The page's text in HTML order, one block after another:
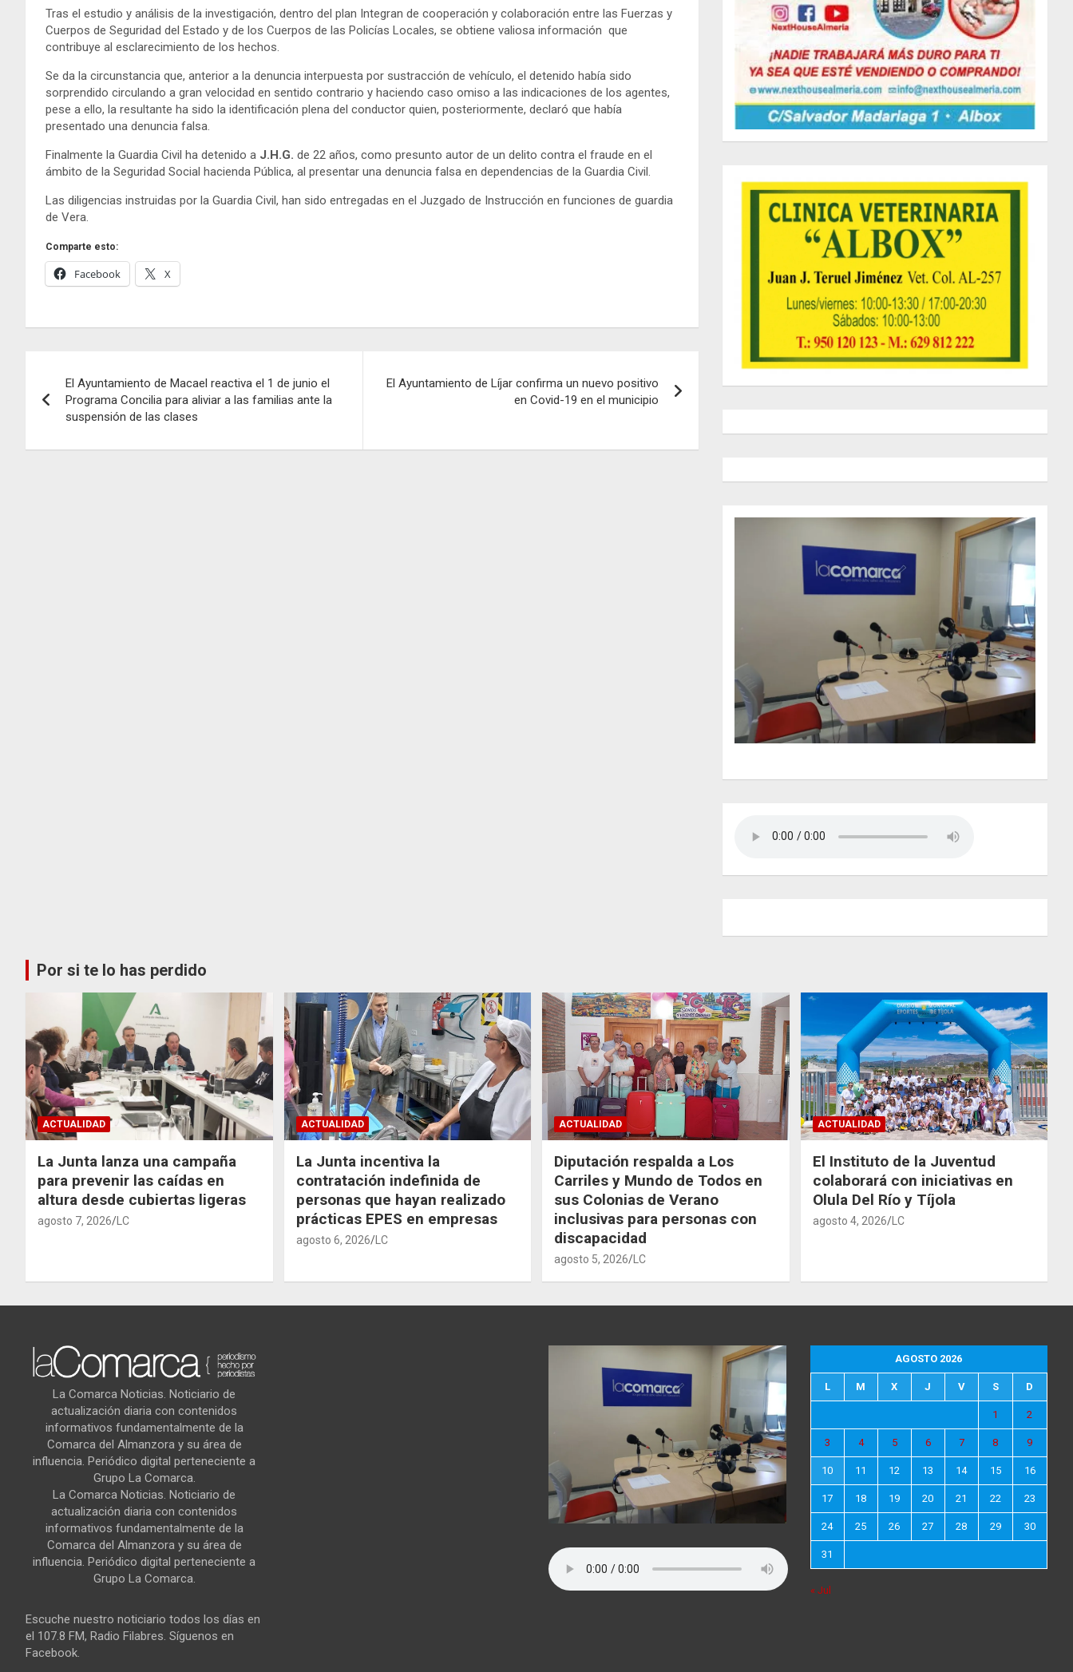
Tras el estudio y análisis de la investigación, dentro del plan Integran de cooperación y colaboración entre las Fuerzas y
Cuerpos de Seguridad del Estado y de los Cuerpos de las Policías Locales, se obtiene valiosa información que
contribuye al esclarecimiento de los hechos.
Se da la circunstancia que, anterior a la denuncia interpuesta por sustracción de vehículo, el detenido había sido
sorprendido circulando a gran velocidad en sentido contrario y haciendo caso omiso a las indicaciones de los agentes,
pese a ello, la resultante ha sido la identificación plena del conductor quien, posteriormente, declaró que había
presentado una denuncia falsa.
Finalmente la Guardia Civil ha detenido a J.H.G. de 22 años, como presunto autor de un delito contra el fraude en el
ámbito de la Seguridad Social hacienda Pública, al presentar una denuncia falsa en dependencias de la Guardia Civil.
Las diligencias instruidas por la Guardia Civil, han sido entregadas en el Juzgado de Instrucción en funciones de guardia
de Vera.
Comparte esto:
Facebook X
de
entradas
El Ayuntamiento de Macael reactiva el 1 de junio el
Programa Concilia para aliviar a las familias ante la
suspensión de las clases
El Ayuntamiento de Líjar confirma un nuevo positivo
en Covid-19 en el municipio
Por si te lo has perdido
ACTUALIDAD
La Junta lanza una campaña
para prevenir las caídas en
altura desde cubiertas ligeras
agosto 7, 2026 LC
ACTUALIDAD
La Junta incentiva la
contratación indefinida de
personas que hayan realizado
prácticas EPES en empresas
agosto 6, 2026 LC
ACTUALIDAD
Diputación respalda a Los
Carriles y Mundo de Todos en
sus Colonias de Verano
inclusivas para personas con
discapacidad
agosto 5, 2026 LC
ACTUALIDAD
El Instituto de la Juventud
colaborará con iniciativas en
Olula Del Río y Tíjola
agosto 4, 2026 LC
La Comarca Noticias. Noticiario de
actualización diaria con contenidos
informativos fundamentalmente de la
Comarca del Almanzora y su área de
influencia. Periódico digital perteneciente a
Grupo La Comarca.
La Comarca Noticias. Noticiario de
actualización diaria con contenidos
informativos fundamentalmente de la
Comarca del Almanzora y su área de
influencia. Periódico digital perteneciente a
Grupo La Comarca.
Escuche nuestro noticiario todos los días en
el 107.8 FM, Radio Filabres. Síguenos en
Facebook.
AGOSTO 2026
L M X J V S D
1 2
3 4 5 6 7 8 9
10 11 12 13 14 15 16
17 18 19 20 21 22 23
24 25 26 27 28 29 30
31
« Jul